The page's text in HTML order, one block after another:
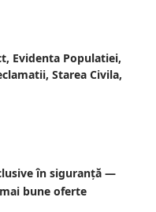
, Evidenta Populatiei,
, Starea Civila,
în siguranță —
bune oferte